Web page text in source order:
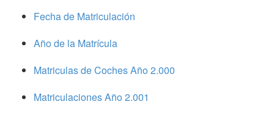
Fecha de Matriculación
Año de la Matrícula
Matriculas de Coches Año 2.000
Matriculaciones Año 2.001